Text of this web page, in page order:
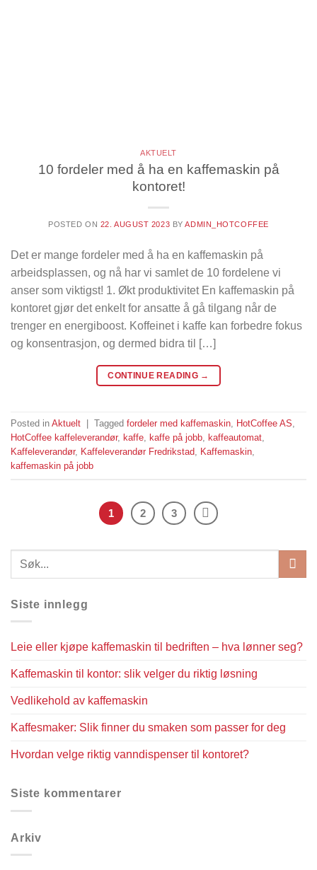
AKTUELT
10 fordeler med å ha en kaffemaskin på
kontoret!
POSTED ON 22. AUGUST 2023 BYADMIN_HOTCOFFEE
Det er mange fordeler med å ha en kaffemaskin på
arbeidsplassen, og nå har vi samlet de 10 fordelene vi
anser som viktigst! 1. Økt produktivitet En kaffemaskin på
kontoret gjør det enkelt for ansatte å gå tilgang når de
trenger en energiboost. Koffeinet i kaffe kan forbedre fokus
og konsentrasjon, og dermed bidra til […]
CONTINUE READING →
Posted in Aktuelt Tagged fordeler med kaffemaskin, HotCoffee AS,
HotCoffee kaffeleverandør, kaffe, kaffe på jobb, kaffeautomat,
Kaffeleverandør, Kaffeleverandør Fredrikstad, Kaffemaskin,
kaffemaskin på jobb
1 2 3
Siste innlegg
Leie eller kjøpe kaffemaskin til bedriften – hva lønner seg?
Kaffemaskin til kontor: slik velger du riktig løsning
Vedlikehold av kaffemaskin
Kaffesmaker: Slik finner du smaken som passer for deg
Hvordan velge riktig vanndispenser til kontoret?
Siste kommentarer
Arkiv